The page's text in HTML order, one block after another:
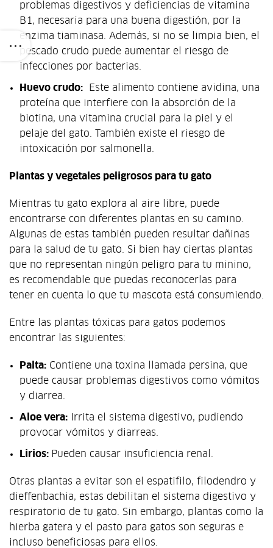
problemas digestivos y deficiencias de vitamina
B1, necesaria para una buena digestión, por la
enzima tiaminasa. Además, si no se limpia bien, el
pescado crudo puede aumentar el riesgo de
infecciones por bacterias.
Huevo crudo: Este alimento contiene avidina, una
proteína que interfiere con la absorción de la
biotina, una vitamina crucial para la piel y el
pelaje del gato. También existe el riesgo de
intoxicación por salmonella.
Plantas y vegetales peligrosos para tu gato
Mientras tu gato explora al aire libre, puede
encontrarse con diferentes plantas en su camino.
Algunas de estas también pueden resultar dañinas
para la salud de tu gato. Si bien hay ciertas plantas
que no representan ningún peligro para tu minino,
es recomendable que puedas reconocerlas para
tener en cuenta lo que tu mascota está consumiendo.
Entre las plantas tóxicas para gatos podemos
encontrar las siguientes:
Palta: Contiene una toxina llamada persina, que
puede causar problemas digestivos como vómitos
y diarrea.
Aloe vera: Irrita el sistema digestivo, pudiendo
provocar vómitos y diarreas.
Lirios: Pueden causar insuficiencia renal.
Otras plantas a evitar son el espatifilo, filodendro y
dieffenbachia, estas debilitan el sistema digestivo y
respiratorio de tu gato. Sin embargo, plantas como la
hierba gatera y el pasto para gatos son seguras e
incluso beneficiosas para ellos.